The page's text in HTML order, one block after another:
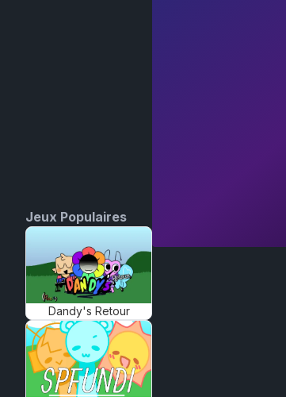
Jeux Populaires
Dandy's Retour